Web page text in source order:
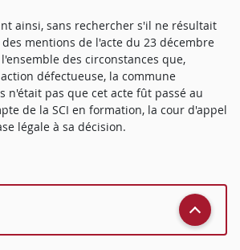
ainsi, sans rechercher s'il ne résultait
mentions de l'acte du 23 décembre
des circonstances que,
défectueuse, la commune
n'était pas que cet acte fût passé au
de la SCI en formation, la cour d'appel
légale à sa décision.